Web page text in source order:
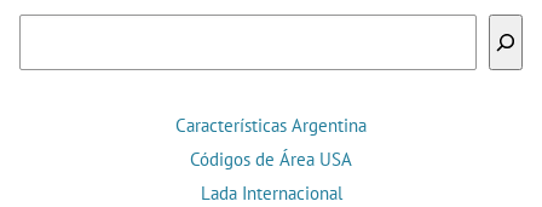
Características Argentina
Códigos de Área USA
Lada Internacional